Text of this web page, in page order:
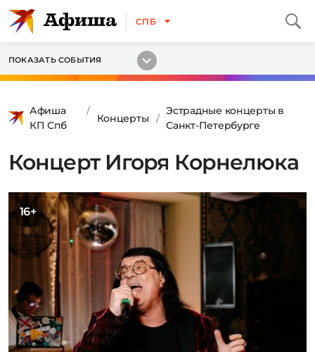
СПБ
ПОКАЗАТЬ СОБЫТИЯ
Афиша
КП Спб
Концерты
Эстрадные концерты в
Санкт-Петербурге
Концерт Игоря Корнелюка
16+